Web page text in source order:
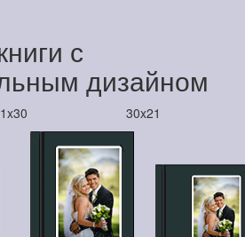
с
дизайном
30x21